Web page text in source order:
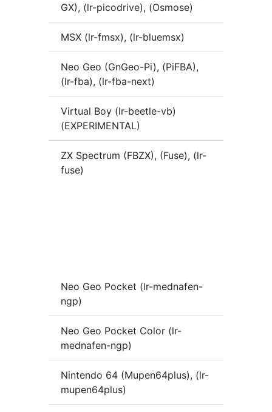
GX), (lr-picodrive), (Osmose)
MSX (lr-fmsx), (lr-bluemsx)
Neo Geo (GnGeo-Pi), (PiFBA),
(lr-fba), (lr-fba-next)
Virtual Boy (lr-beetle-vb)
(EXPERIMENTAL)
ZX Spectrum (FBZX), (Fuse), (lr-
fuse)
Neo Geo Pocket (lr-mednafen-
ngp)
Neo Geo Pocket Color (lr-
mednafen-ngp)
Nintendo 64 (Mupen64plus), (lr-
mupen64plus)